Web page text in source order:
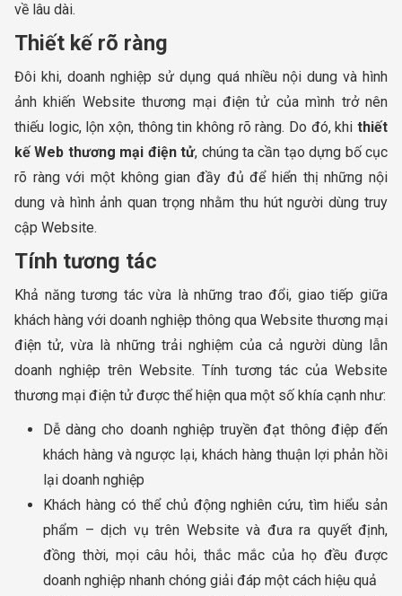
về lâu dài.
Thiết kế rõ ràng
Đôi khi, doanh nghiệp sử dụng quá nhiều nội dung và hình
ảnh khiến Website thương mại điện tử của mình trở nên
thiếu logic, lộn xộn, thông tin không rõ ràng. Do đó, khi thiết
kế Web thương mại điện tử, chúng ta cần tạo dựng bố cục
rõ ràng với một không gian đầy đủ để hiển thị những nội
dung và hình ảnh quan trọng nhằm thu hút người dùng truy
cập Website.
Tính tương tác
Khả năng tương tác vừa là những trao đổi, giao tiếp giữa
khách hàng với doanh nghiệp thông qua Website thương mại
điện tử, vừa là những trải nghiệm của cả người dùng lẫn
doanh nghiệp trên Website. Tính tương tác của Website
thương mại điện tử được thể hiện qua một số khía cạnh như:
Dễ dàng cho doanh nghiệp truyền đạt thông điệp đến
khách hàng và ngược lại, khách hàng thuận lợi phản hồi
lại doanh nghiệp
Khách hàng có thể chủ động nghiên cứu, tìm hiểu sản
phẩm – dịch vụ trên Website và đưa ra quyết định,
đồng thời, mọi câu hỏi, thắc mắc của họ đều được
doanh nghiệp nhanh chóng giải đáp một cách hiệu quả